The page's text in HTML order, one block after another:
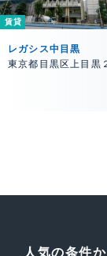
賃貸
レガシス中目黒
東京都目黒区上目黒
人気の条件